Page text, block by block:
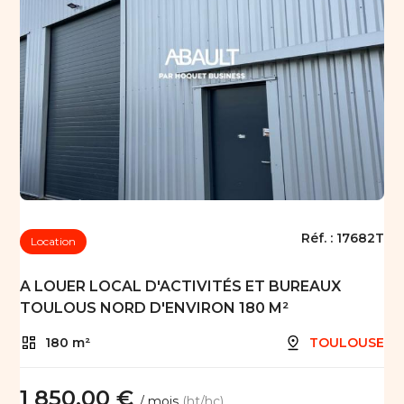
Location Réf. : 17682T
A LOUER LOCAL D'ACTIVITÉS ET BUREAUX
TOULOUS NORD D'ENVIRON 180 M²
180 m² TOULOUSE
1 850,00 €